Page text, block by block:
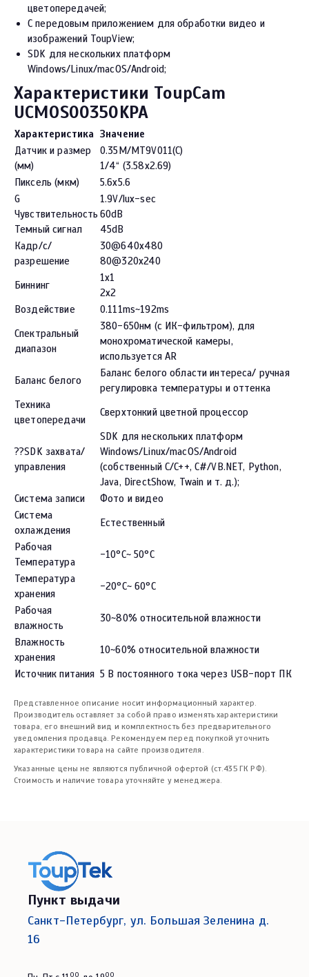
цветопередачей;
С передовым приложением для обработки видео и
изображений ToupView;
SDK для нескольких платформ
Windows/Linux/macOS/Android;
Характеристики ToupCam
UCMOS00350KPA
Характеристика Значение
Датчик и размер
(мм)
0.35M/MT9V011(C)
1/4“ (3.58x2.69)
Пиксель (мкм)
5.6x5.6
G
Чувствительность
Темный сигнал
1.9V/lux-sec
60dB
45dB
Кадр/с/
разрешение
30@640x480
80@320x240
Биннинг
1x1
2x2
Воздействие
0.111ms~192ms
Спектральный
диапазон
380-650нм (с ИК-фильтром), для
монохроматической камеры,
используется AR
Баланс белого
Баланс белого области интереса/ ручная
регулировка температуры и оттенка
Техника
цветопередачи
Сверхтонкий цветной процессор
??SDK захвата/
управления
SDK для нескольких платформ
Windows/Linux/macOS/Android
(собственный C/C++, C#/VB.NET, Python,
Java, DirectShow, Twain и т. д.);
Система записи
Фото и видео
Система
охлаждения
Естественный
Рабочая
Температура
-10°С~ 50°С
Температура
хранения
-20°С~ 60°С
Рабочая
влажность
30~80% относительной влажности
Влажность
хранения
10~60% относительной влажности
Источник питания 5 В постоянного тока через USB-порт ПК
Представленное описание носит информационный характер.
Производитель оставляет за собой право изменять характеристики
товара, его внешний вид и комплектность без предварительного
уведомления продавца. Рекомендуем перед покупкой уточнить
характеристики товара на сайте производителя.
Указанные цены не являются публичной офертой (ст.435 ГК РФ).
Стоимость и наличие товара уточняйте у менеджера.
Пункт выдачи
Санкт-Петербург, ул. Большая Зеленина д.
16
00 00